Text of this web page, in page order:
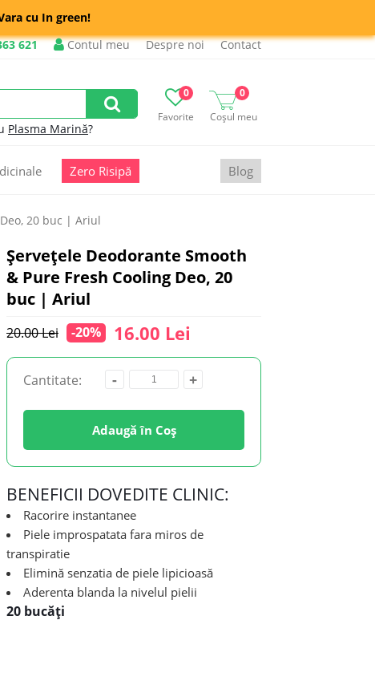
cu In green!
621 Contul meu Despre noi Contact
Favorite
0
Coșul meu
0
Plasma Marină?
Zero Risipă Blog
20 buc | Ariul
Șervețele Deodorante Smooth
& Pure Fresh Cooling Deo, 20
buc | Ariul
20.00 Lei -20% 16.00 Lei
Cantitate: - +
Adaugă în Coș
BENEFICII DOVEDITE CLINIC:
Racorire instantanee
Piele improspatata fara miros de
transpiratie
Elimină senzatia de piele lipicioasă
Aderenta blanda la nivelul pielii
20 bucăți